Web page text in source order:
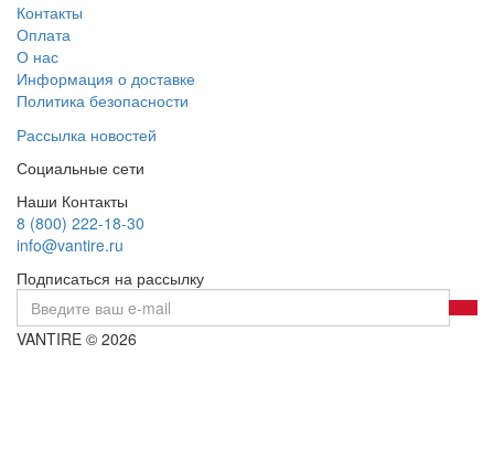
Контакты
Оплата
О нас
Информация о доставке
Политика безопасности
Рассылка новостей
Социальные сети
Наши Контакты
8 (800) 222-18-30
info@vantire.ru
Подписаться на рассылку
VANTIRE © 2026